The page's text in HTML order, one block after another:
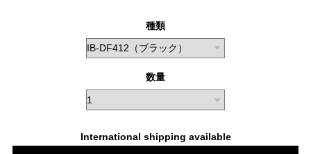
種類
数量
International shipping available